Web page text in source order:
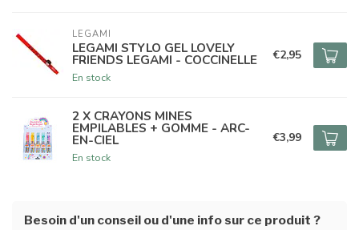
LEGAMI
LEGAMI STYLO GEL LOVELY
FRIENDS LEGAMI - COCCINELLE
En stock
€2,95
2 X CRAYONS MINES
EMPILABLES + GOMME - ARC-
EN-CIEL
En stock
€3,99
Besoin d'un conseil ou d'une info sur ce produit ?